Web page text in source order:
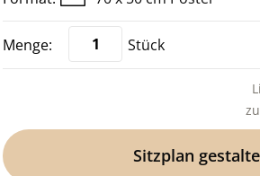
Stück
Sitzplan